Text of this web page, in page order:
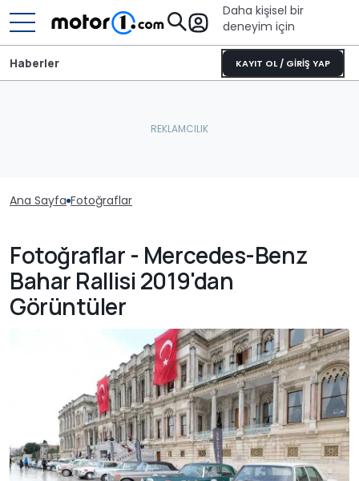
Daha kişisel bir
deneyim için
KAYIT OL / GİRİŞ YAP
Haberler
Ana Sayfa Fotoğraflar
Fotoğraflar - Mercedes-Benz
Bahar Rallisi 2019'dan
Görüntüler